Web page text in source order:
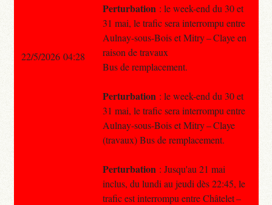
Perturbation : le week-end du 30 et
31 mai, le trafic sera interrompu entre
Aulnay-sous-Bois et Mitry – Claye en
raison de travaux
Bus de remplacement.
Perturbation : le week-end du 30 et
31 mai, le trafic sera interrompu entre
Aulnay-sous-Bois et Mitry – Claye
(travaux) Bus de remplacement.
Perturbation : Jusqu'au 21 mai
inclus, du lundi au jeudi dès 22:45, le
trafic est interrompu entre Châtelet –
22/5/2026 04:28